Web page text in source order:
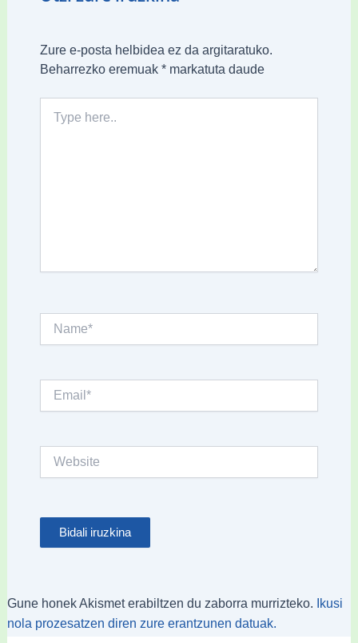
Zure e-posta helbidea ez da argitaratuko.
Beharrezko eremuak *markatuta daude
here..
Name*
Email*
Gune honek Akismet erabiltzen du zaborra murrizteko.
Ikusi
nola prozesatzen diren zure erantzunen datuak.